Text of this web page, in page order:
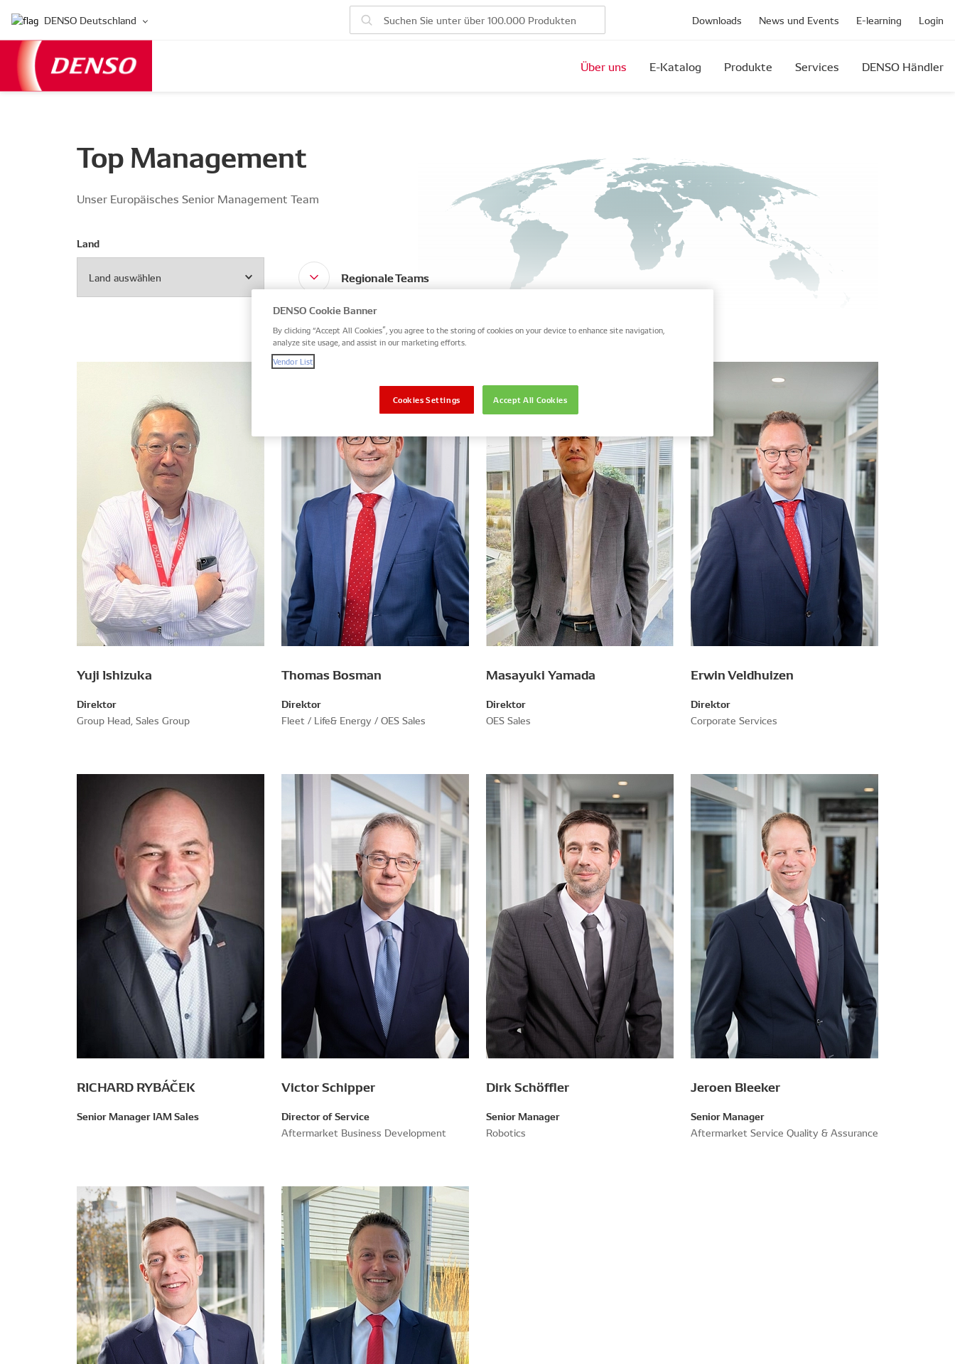
DENSO Deutschland Downloads News und Events E-learning Login
Über uns E-Katalog Produkte Services DENSO Händler
Top Management
Unser Europäisches Senior Management Team
Land
Regionale Teams
Yuji Ishizuka
Direktor
Group Head, Sales Group
Thomas Bosman
Direktor
Fleet / Life& Energy / OES Sales
Masayuki Yamada
Direktor
OES Sales
Erwin Veldhuizen
Direktor
Corporate Services
RICHARD RYBÁČEK
Senior Manager IAM Sales
Victor Schipper
Director of Service
Aftermarket Business Development
Dirk Schöffler
Senior Manager
Robotics
Jeroen Bleeker
Senior Manager
Aftermarket Service Quality & Assurance
DENSO Cookie Banner
By clicking “Accept All Cookies”, you agree to the storing of cookies on your device to enhance site navigation,
analyze site usage, and assist in our marketing efforts.
Vendor List
Accept All Cookies
Cookies Settings